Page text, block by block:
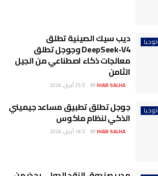
ديب سيك الصينية تطلق
DeepSeek-V4 وجوجل تطلق
معالجات ذكاء اصطناعي من الجيل
الثامن
BYIHAB SALHA
جوجل تطلق تطبيق مساعد جيميني
الذكي لنظام ماكوس
BYIHAB SALHA